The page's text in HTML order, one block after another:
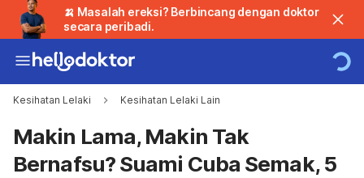
🍌 Masalah ereksi? Berbincang dengan doktor
secara peribadi.
Kesihatan Lelaki Kesihatan Lelaki Lain
Makin Lama, Makin Tak
Bernafsu? Suami Cuba Semak, 5